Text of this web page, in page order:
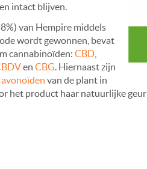
intact blijven.
van Hempire middels
wordt gewonnen, bevat
cannabinoïden: CBD
en CBG. Hiernaast zijn
van de plant in
het product haar natuurlijke